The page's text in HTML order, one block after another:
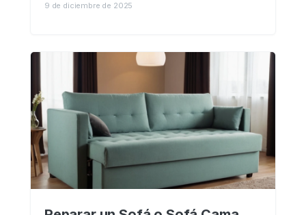
9 de diciembre de 2025